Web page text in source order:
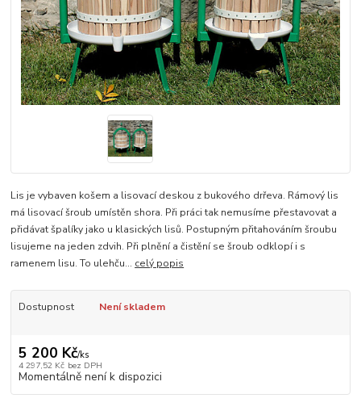
Lis je vybaven košem a lisovací deskou z bukového drřeva. Rámový lis
má lisovací šroub umístěn shora. Při práci tak nemusíme přestavovat a
přidávat špalíky jako u klasických lisů. Postupným přitahováním šroubu
lisujeme na jeden zdvih. Při plnění a čistění se šroub odklopí i s
ramenem lisu. To ulehču... celý popis
Dostupnost Není skladem
5 200 Kč/ks
4 297,52 Kč bez DPH
Momentálně není k dispozici